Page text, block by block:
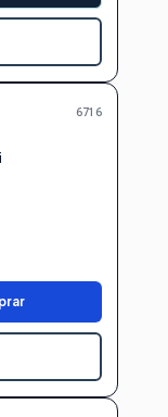
6716